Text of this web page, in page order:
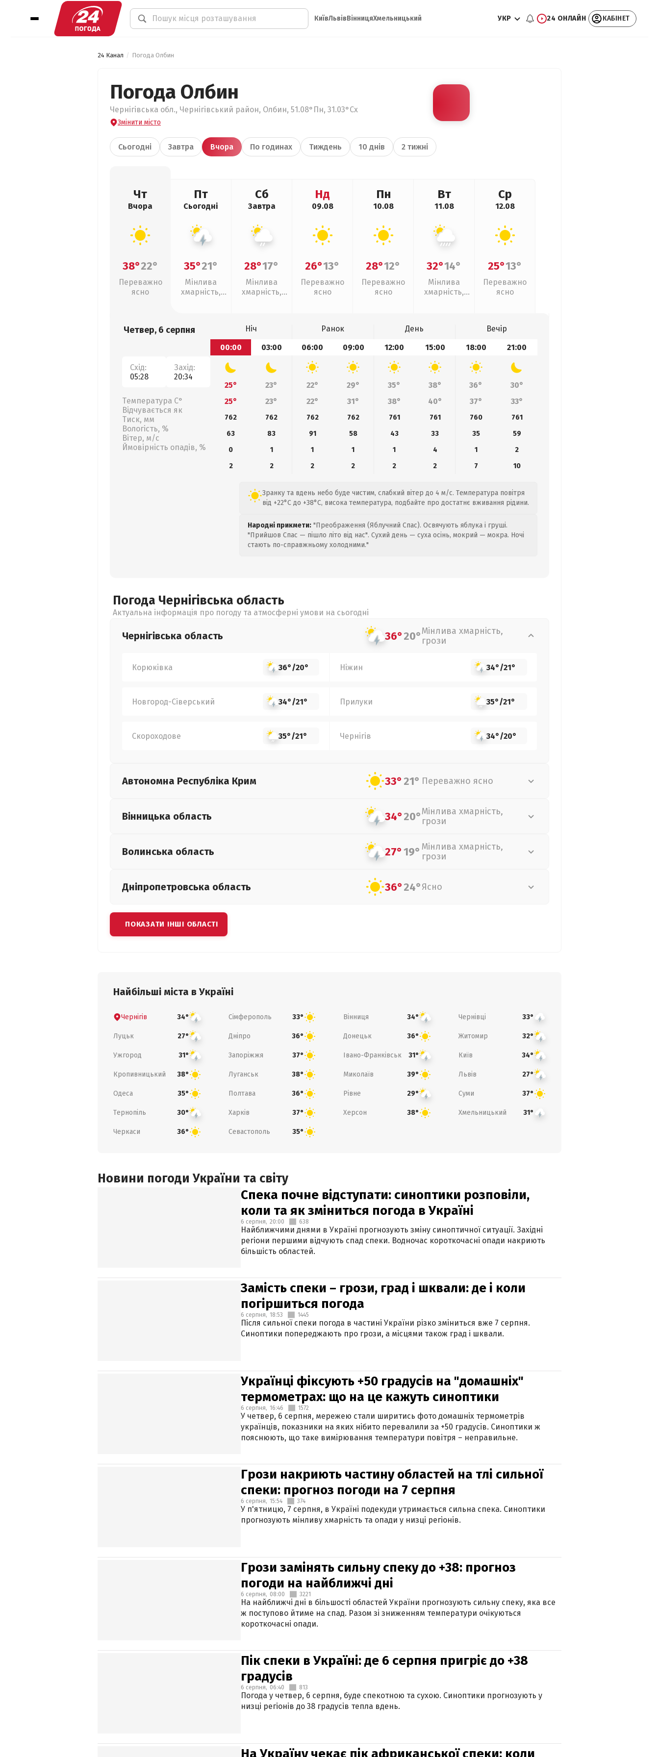
КиївЛьвівВінницяХмельницький УКР 24 ОНЛАЙН КАБІНЕТ
24 Канал Погода Олбин
Погода Олбин
Чернігівська обл., Чернігівський район, Олбин, 51.08°Пн, 31.03°Сх
Змінити місто
Сьогодні Завтра Вчора По годинах Тиждень 10 днів 2 тижні
Чт
Вчора
38°22°
Переважно
ясно
Пт
Сьогодні
35°21°
Мінлива
хмарність,
Сб
Завтра
28°17°
Мінлива
хмарність,
Нд
09.08
26°13°
Переважно
ясно
Пн
10.08
28°12°
Переважно
ясно
Вт
11.08
32°14°
Мінлива
хмарність,
Ср
12.08
25°13°
Переважно
ясно
Четвер, 6 серпня
Схід:
05:28
Захід:
20:34
Температура С°
Відчувається як
Тиск, мм
Вологість, %
Вітер, м/с
Ймовірність опадів, %
Ніч Ранок День
Вечір
00:00
03:00 06:00 09:00 12:00 15:00 18:00 21:00
25° 23° 22° 29° 35° 38° 36°
30°
25°
23° 22° 31° 38° 40° 37° 33°
762 762 762 762 761 761 760
761
63
83 91 58 43 33 35
59
0
1 1 1 1 4 1
2
2
2 2 2 2 2 7 10
Зранку та вдень небо буде чистим, слабкий вітер до 4 м/с. Температура повітря
від +22°C до +38°C, висока температура, подбайте про достатнє вживання рідини.
Народні прикмети: "Преображення (Яблучний Спас). Освячують яблука і груші.
"Прийшов Спас — пішло літо від нас". Сухий день — суха осінь, мокрий — мокра. Ночі
стають по-справжньому холодними."
Погода Чернігівська область
Актуальна інформація про погоду та атмосферні умови на сьогодні
Чернігівська область 36°20°Мінлива хмарність,
грози
Корюківка 36°/20° Ніжин 34°/21°
Новгород-Сіверський 34°/21° Прилуки 35°/21°
Скороходове 35°/21° Чернігів 34°/20°
Автономна Республіка Крим 33°21° Переважно ясно
Вінницька область 34°20°Мінлива хмарність,
грози
Волинська область 27°19° Мінлива хмарність,
грози
Дніпропетровська область 36°24°Ясно
ПОКАЗАТИ ІНШІ ОБЛАСТІ
Найбільші міста в Україні
Чернігів 34° Сімферополь 33° Вінниця 34° Чернівці 33°
Луцьк 27° Дніпро 36° Донецьк 36° Житомир 32°
Ужгород 31° Запоріжжя 37° Івано-Франківськ 31° Київ 34°
Кропивницький 38° Луганськ 38° Миколаїв 39° Львів 27°
Одеса 35° Полтава 36° Рівне 29° Суми 37°
Тернопіль 30° Харків 37° Херсон 38° Хмельницький 31°
Черкаси 36° Севастополь 35°
Новини погоди України та світу
Спека почне відступати: синоптики розповіли,
коли та як зміниться погода в Україні
6 серпня, 20:00 638
Найближчими днями в Україні прогнозують зміну синоптичної ситуації. Західні
регіони першими відчують спад спеки. Водночас короткочасні опади накриють
більшість областей.
Замість спеки – грози, град і шквали: де і коли
погіршиться погода
6 серпня, 18:53 1445
Після сильної спеки погода в частині України різко зміниться вже 7 серпня.
Синоптики попереджають про грози, а місцями також град і шквали.
Українці фіксують +50 градусів на "домашніх"
термометрах: що на це кажуть синоптики
6 серпня, 16:46 1572
У четвер, 6 серпня, мережею стали ширитись фото домашніх термометрів
українців, показники на яких нібито перевалили за +50 градусів. Синоптики ж
пояснюють, що таке вимірювання температури повітря – неправильне.
Грози накриють частину областей на тлі сильної
спеки: прогноз погоди на 7 серпня
6 серпня, 15:54 374
У п'ятницю, 7 серпня, в Україні подекуди утримається сильна спека. Синоптики
прогнозують мінливу хмарність та опади у низці регіонів.
Грози замінять сильну спеку до +38: прогноз
погоди на найближчі дні
6 серпня, 08:00 3221
На найближчі дні в більшості областей України прогнозують сильну спеку, яка все
ж поступово йтиме на спад. Разом зі зниженням температури очікуються
короткочасні опади.
Пік спеки в Україні: де 6 серпня пригріє до +38
градусів
6 серпня, 06:40 813
Погода у четвер, 6 серпня, буде спекотною та сухою. Синоптики прогнозують у
низці регіонів до 38 градусів тепла вдень.
На Україну чекає пік африканської спеки: коли